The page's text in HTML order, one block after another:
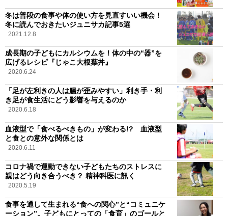
冬は普段の食事や体の使い方を見直すいい機会！
冬に読んでおきたいジュニサカ記事5選
2021.12.8
成長期の子どもにカルシウムを！体の中の“器”を
広げるレシピ『じゃこ大根葉丼』
2020.6.24
「足が左利きの人は腸が歪みやすい」利き手・利
き足が食生活にどう影響を与えるのか
2020.6.18
血液型で「食べるべきもの」が変わる!? 血液型
と食との意外な関係とは
2020.6.11
コロナ禍で運動できない子どもたちのストレスに
親はどう向き合うべき？ 精神科医に訊く
2020.5.19
食事を通して生まれる“食への関心”と“コミュニケ
ーション”。子どもにとっての「食育」のゴールと